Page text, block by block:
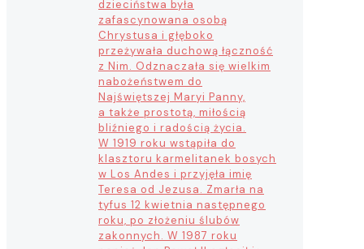
dzieciństwa była
zafascynowana osobą
Chrystusa i głęboko
przeżywała duchową łączność
z Nim. Odznaczała się wielkim
nabożeństwem do
Najświętszej Maryi Panny,
a także prostotą, miłością
bliźniego i radością życia.
W 1919 roku wstąpiła do
klasztoru karmelitanek bosych
w Los Andes i przyjęła imię
Teresa od Jezusa. Zmarła na
tyfus 12 kwietnia następnego
roku, po złożeniu ślubów
zakonnych. W 1987 roku